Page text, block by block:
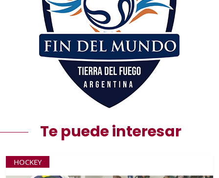
Te puede interesar
HOCKEY